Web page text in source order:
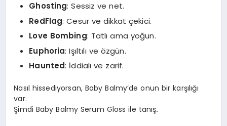
Ghosting: Sessiz ve net.
RedFlag: Cesur ve dikkat çekici.
Love Bombing: Tatlı ama yoğun.
Euphoria: Işıltılı ve özgün.
Haunted: İddialı ve zarif.
Nasıl hissediyorsan, Baby Balmy’de onun bir karşılığı
var.
Şimdi Baby Balmy Serum Gloss ile tanış.